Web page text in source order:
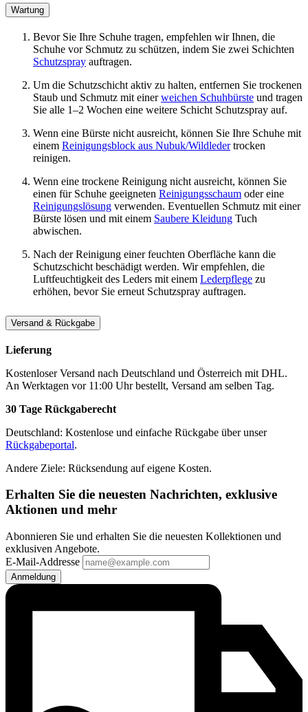
Wartung
Bevor Sie Ihre Schuhe tragen, empfehlen wir Ihnen, die
Schuhe vor Schmutz zu schützen, indem Sie zwei Schichten
Schutzspray auftragen.
Um die Schutzschicht aktiv zu halten, entfernen Sie trockenen
Staub und Schmutz mit einerweichen Schuhbürste und tragen
Sie alle 1–2 Wochen eine weitere Schicht Schutzspray auf.
Wenn eine Bürste nicht ausreicht, können Sie Ihre Schuhe mit
einem Reinigungsblock aus Nubuk/Wildledertrocken
reinigen.
Wenn eine trockene Reinigung nicht ausreicht, können Sie
einen für Schuhe geeigneten Reinigungsschaum oder eine
Reinigungslösung verwenden. Eventuellen Schmutz mit einer
Bürste lösen und mit einem Saubere Kleidung Tuch
abwischen.
Nach der Reinigung einer feuchten Oberfläche kann die
Schutzschicht beschädigt werden. Wir empfehlen, die
Luftfeuchtigkeit des Leders mit einem Lederpflege zu
erhöhen, bevor Sie erneut Schutzspray auftragen.
Versand & Rückgabe
Lieferung
Kostenloser Versand nach Deutschland und Österreich mit DHL.
An Werktagen vor 11:00 Uhr bestellt, Versand am selben Tag.
30 Tage Rückgaberecht
Deutschland: Kostenlose und einfache Rückgabe über unser
Rückgabeportal.
Andere Ziele: Rücksendung auf eigene Kosten.
Erhalten Sie die neuesten Nachrichten, exklusive
Aktionen und mehr
Abonnieren Sie und erhalten Sie die neuesten Kollektionen und
exklusiven Angebote.
E-Mail-Addresse
Anmeldung